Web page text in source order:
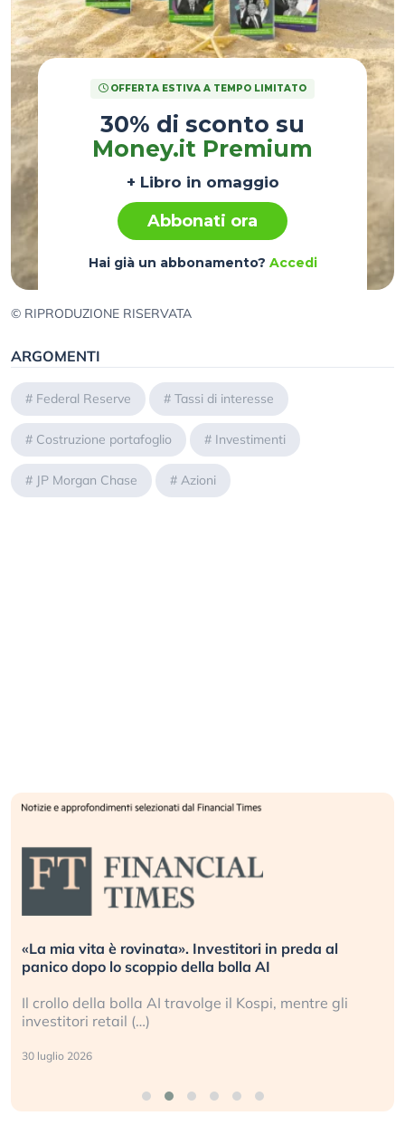
OFFERTA ESTIVA A TEMPO LIMITATO
30% di sconto su
Money.it Premium
+ Libro in omaggio
Abbonati ora
Hai già un abbonamento? Accedi
© RIPRODUZIONE RISERVATA
ARGOMENTI
# Federal Reserve # Tassi di interesse
# Costruzione portafoglio # Investimenti
# JP Morgan Chase # Azioni
«La mia vita è rovinata». Investitori in preda al
panico dopo lo scoppio della bolla AI
Il crollo della bolla AI travolge il Kospi, mentre gli
investitori retail (…)
30 luglio 2026